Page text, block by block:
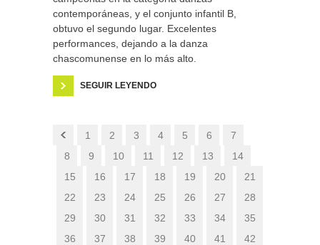
contemporáneas, y el conjunto infantil B,
obtuvo el segundo lugar. Excelentes
performances, dejando a la danza
chascomunense en lo más alto.
SEGUIR LEYENDO
1 2 3 4 5 6
7
8
9 10 11 12 13
14
15
16 17 18 19 20
21
22
23 24 25 26 27
28
29
30 31 32 33 34
35
36
37 38 39 40 41
42